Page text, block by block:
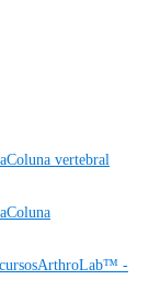
Coluna vertebral
Coluna
ArthroLab™ -